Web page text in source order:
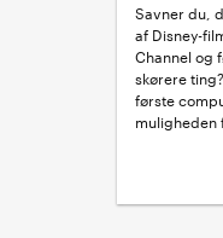
Savner du,
af Disney-
Channel og
skørere
første
muligheden